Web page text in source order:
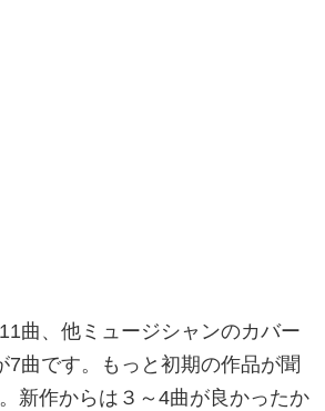
曲、他ミュージシャンのカバー
7曲です。もっと初期の作品が聞
新作からは３～4曲が良かったか